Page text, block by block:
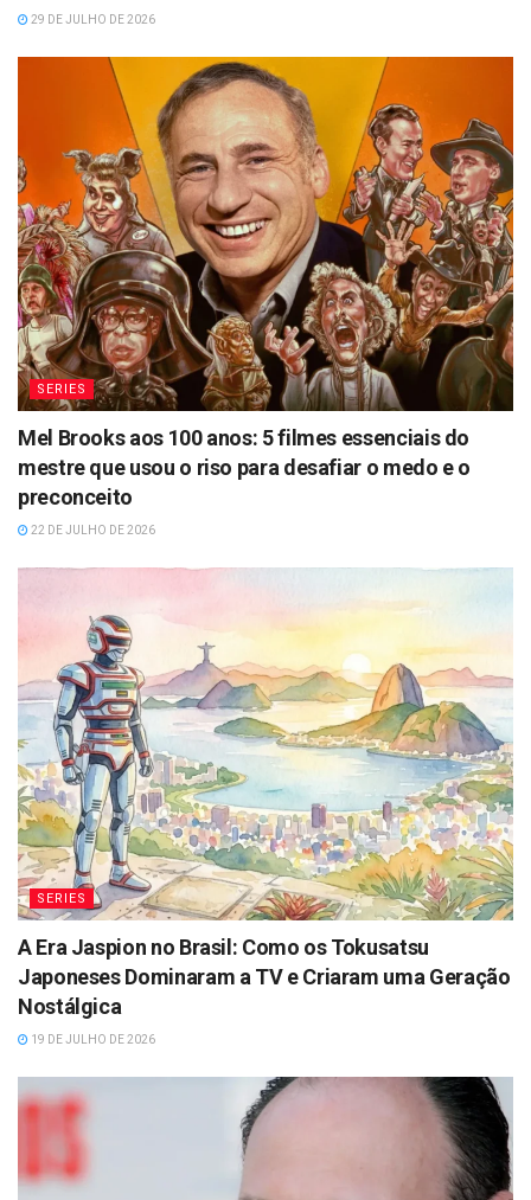
29 DE JULHO DE 2026
SERIES
Mel Brooks aos 100 anos: 5 filmes essenciais do
mestre que usou o riso para desafiar o medo e o
preconceito
22 DE JULHO DE 2026
SERIES
A Era Jaspion no Brasil: Como os Tokusatsu
Japoneses Dominaram a TV e Criaram uma Geração
Nostálgica
19 DE JULHO DE 2026